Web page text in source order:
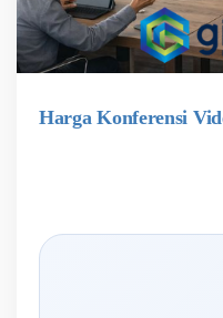
Harga Konferensi